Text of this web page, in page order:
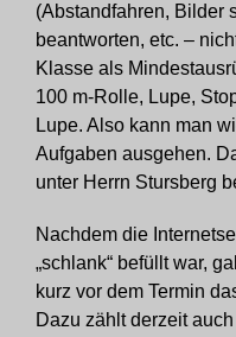
(Abstandfahren, Bilder
beantworten, etc. –
Klasse als
100 m-Rolle, Lupe,
Lupe. Also kann man
Aufgaben ausgehen.
unter Herrn Stursberg
Nachdem die
„schlank“ befüllt war,
kurz vor dem Termin
Dazu zählt derzeit